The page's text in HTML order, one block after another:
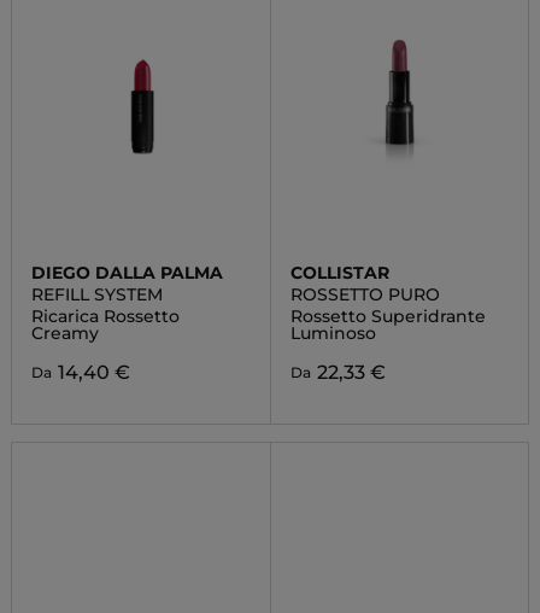
DIEGO DALLA PALMA
REFILL SYSTEM
Ricarica Rossetto
Creamy
Da 14,40 €
COLLISTAR
ROSSETTO PURO
Rossetto Superidrante
Luminoso
Da 22,33 €